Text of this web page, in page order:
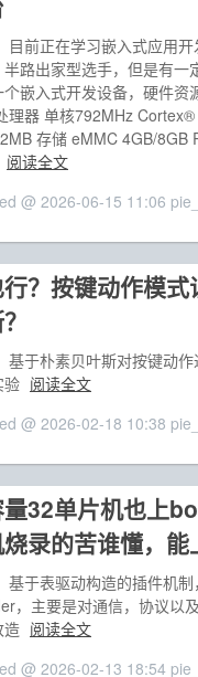
目前正在学习嵌入式应用
路出家型选手，但是有一
嵌入式开发设备，硬件资
理器 单核792MHz
存储 eMMC 4GB/8GB
阅读全文
@ 2026-06-15 11:06
？按键动作模式
基于朴素贝叶斯对按键动
验 阅读全文
@ 2026-02-18 10:38
32单片机也上
录的苦谁懂，能
基于表驱动构造的插件机
，主要是对通信，协议以
造 阅读全文
@ 2026-02-13 18:54